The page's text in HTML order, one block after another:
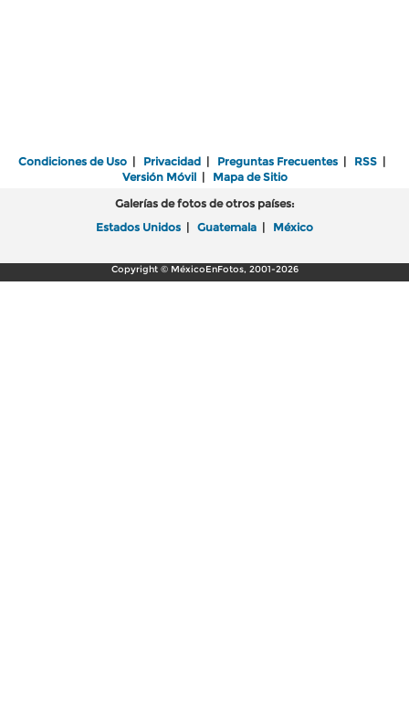
Condiciones de Uso | Privacidad | Preguntas Frecuentes | RSS |
Versión Móvil| Mapa de Sitio
Galerías de fotos de otros países:
Estados Unidos | Guatemala | México
Copyright © MéxicoEnFotos, 2001-2026